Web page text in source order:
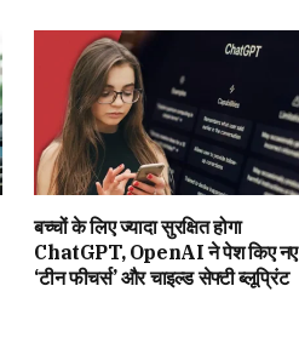
बच्चों के लिए ज्यादा सुरक्षित होगा
ChatGPT, OpenAI ने पेश किए नए
‘टीन फीचर्स’ और चाइल्ड सेफ्टी ब्लूप्रिंट